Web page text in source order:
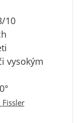
10
vysokým
Fissler